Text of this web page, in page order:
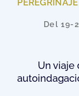
Del 19-
Un viaje